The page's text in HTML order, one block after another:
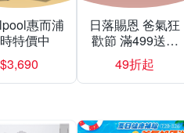
惠而浦
特價中
$3,690
日落賜恩 爸氣狂
歡節 滿499送緩
釋型C
49折起